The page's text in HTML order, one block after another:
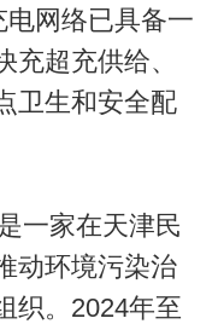
电网络已具备一
充超充供给、
卫生和安全配
一家在天津民
动环境污染治
织。2024年至